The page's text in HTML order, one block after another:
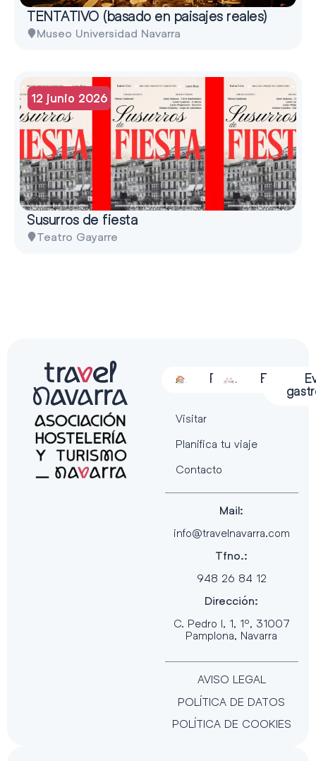
TENTATIVO (basado en paisajes reales)
Museo Universidad Navarra
12 junio 2026
Susurros de fiesta
Teatro Gayarre
Alojamiento
Restauración
Actividades
Visitar
Planifica tu viaje
Contacto
Mail:
info@travelnavarra.com
Tfno.:
948 26 84 12
Dirección:
C. Pedro I, 1, 1º, 31007
Pamplona, Navarra
AVISO LEGAL
POLÍTICA DE DATOS
POLÍTICA DE COOKIES